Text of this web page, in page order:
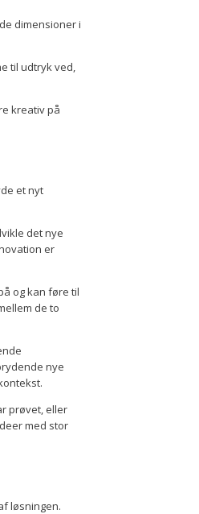
dimensioner i
til udtryk ved,
kreativ på
et nyt
det nye
er
og kan føre til
de to
nye
prøvet, eller
med stor
løsningen.